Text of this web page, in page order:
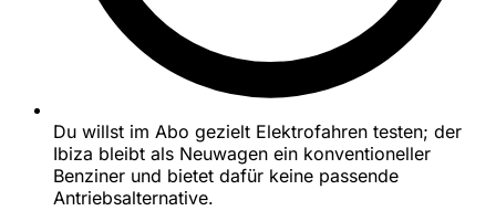
Du willst im Abo gezielt Elektrofahren testen; der
Ibiza bleibt als Neuwagen ein konventioneller
Benziner und bietet dafür keine passende
Antriebsalternative.